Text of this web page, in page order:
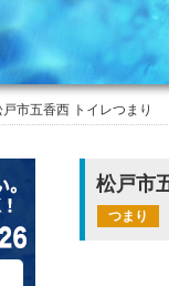
戸市五香西 トイレつまり
松戸市
つまり